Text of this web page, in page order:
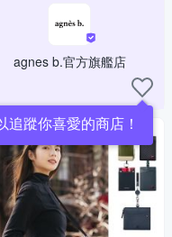
agnes b.官方旗艦店
追蹤你喜愛的商店！